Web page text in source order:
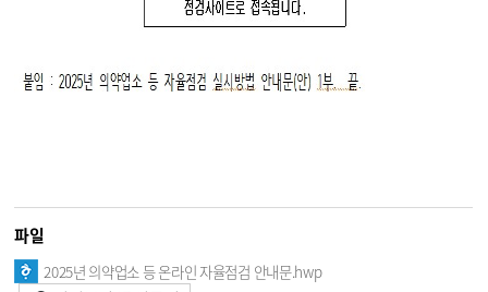
파일
2025년 의약업소 등 온라인 자율점검 안내문.hwp